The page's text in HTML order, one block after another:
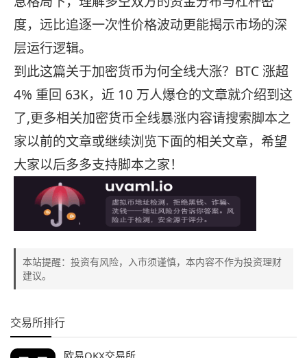
度，远比追逐一次性价格波动更能揭示市场的深
层运行逻辑。
到此这篇关于加密货币为何全线大涨？BTC 涨超
4% 重回 63K，近 10 万人爆仓的文章就介绍到这
了,更多相关加密货币全线暴涨内容请搜索脚本之
家以前的文章或继续浏览下面的相关文章，希望
大家以后多多支持脚本之家！
本站提醒：投资有风险，入市须谨慎，本内容不作为投资理财
建议。
交易所排行